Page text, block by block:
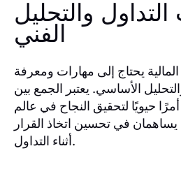
التداول والتحليل
الفني
يحتاج إلى مهارات ومعرفة
الأساسي. يعتبر الجمع بين
أمرًا حيويًا لتحقيق النجاح في عالم
في تحسين اتخاذ القرار
أثناء التداول.